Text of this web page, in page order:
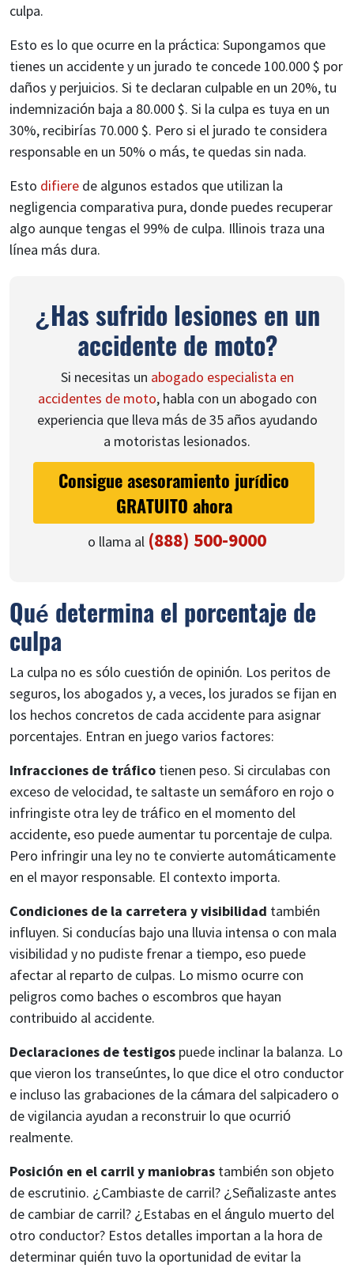
culpa.
Esto es lo que ocurre en la práctica: Supongamos que
tienes un accidente y un jurado te concede 100.000 $ por
daños y perjuicios. Si te declaran culpable en un 20%, tu
indemnización baja a 80.000 $. Si la culpa es tuya en un
30%, recibirías 70.000 $. Pero si el jurado te considera
responsable en un 50% o más, te quedas sin nada.
Esto difiere de algunos estados que utilizan la
negligencia comparativa pura, donde puedes recuperar
algo aunque tengas el 99% de culpa. Illinois traza una
línea más dura.
¿Has sufrido lesiones en un
accidente de moto?
Si necesitas un abogado especialista en
accidentes de moto, habla con un abogado con
experiencia que lleva más de 35 años ayudando
a motoristas lesionados.
Consigue asesoramiento jurídico
GRATUITO ahora
o llama al (888) 500-9000
Qué determina el porcentaje de
culpa
La culpa no es sólo cuestión de opinión. Los peritos de
seguros, los abogados y, a veces, los jurados se fijan en
los hechos concretos de cada accidente para asignar
porcentajes. Entran en juego varios factores:
Infracciones de tráfico tienen peso. Si circulabas con
exceso de velocidad, te saltaste un semáforo en rojo o
infringiste otra ley de tráfico en el momento del
accidente, eso puede aumentar tu porcentaje de culpa.
Pero infringir una ley no te convierte automáticamente
en el mayor responsable. El contexto importa.
Condiciones de la carretera y visibilidad también
influyen. Si conducías bajo una lluvia intensa o con mala
visibilidad y no pudiste frenar a tiempo, eso puede
afectar al reparto de culpas. Lo mismo ocurre con
peligros como baches o escombros que hayan
contribuido al accidente.
Declaraciones de testigos puede inclinar la balanza. Lo
que vieron los transeúntes, lo que dice el otro conductor
e incluso las grabaciones de la cámara del salpicadero o
de vigilancia ayudan a reconstruir lo que ocurrió
realmente.
Posición en el carril y maniobras también son objeto
de escrutinio. ¿Cambiaste de carril? ¿Señalizaste antes
de cambiar de carril? ¿Estabas en el ángulo muerto del
otro conductor? Estos detalles importan a la hora de
determinar quién tuvo la oportunidad de evitar la